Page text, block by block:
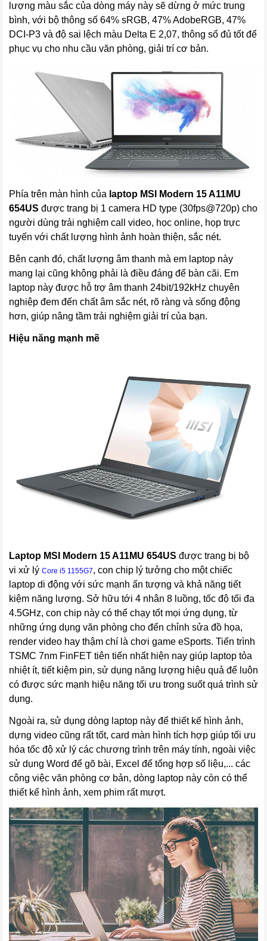
lượng màu sắc của dòng máy này sẽ dừng ở mức trung
bình, với bộ thông số 64% sRGB, 47% AdobeRGB, 47%
DCI-P3 và độ sai lệch màu Delta E 2,07, thông số đủ tốt để
phục vụ cho nhu cầu văn phòng, giải trí cơ bản.
Phía trên màn hình của laptop MSI Modern 15 A11MU
654US được trang bị 1 camera HD type (30fps@720p) cho
người dùng trải nghiệm call video, học online, họp trực
tuyến với chất lượng hình ảnh hoàn thiện, sắc nét.
Bên cạnh đó, chất lượng âm thanh mà em laptop này
mang lại cũng không phải là điều đáng để bàn cãi. Em
laptop này được hỗ trợ âm thanh 24bit/192kHz chuyên
nghiệp đem đến chất âm sắc nét, rõ ràng và sống động
hơn, giúp nâng tầm trải nghiệm giải trí của bạn.
Hiệu năng mạnh mẽ
Laptop MSI Modern 15 A11MU 654US được trang bị bộ
vi xử lý Core i5 1155G7, con chip lý tưởng cho một chiếc
laptop di động với sức mạnh ấn tượng và khả năng tiết
kiệm năng lượng. Sở hữu tới 4 nhân 8 luồng, tốc độ tối đa
4.5GHz, con chip này có thể chạy tốt mọi ứng dụng, từ
những ứng dụng văn phòng cho đến chỉnh sửa đồ họa,
render video hay thậm chí là chơi game eSports. Tiến trình
TSMC 7nm FinFET tiên tiến nhất hiện nay giúp laptop tỏa
nhiệt ít, tiết kiệm pin, sử dụng năng lượng hiệu quả để luôn
có được sức mạnh hiệu năng tối ưu trong suốt quá trình sử
dụng.
Ngoài ra, sử dụng dòng laptop này để thiết kế hình ảnh,
dựng video cũng rất tốt, card màn hình tích hợp giúp tối ưu
hóa tốc độ xử lý các chương trình trên máy tính, ngoài việc
sử dụng Word để gõ bài, Excel để tổng hợp số liệu,... các
công việc văn phòng cơ bản, dòng laptop này còn có thể
thiết kế hình ảnh, xem phim rất mượt.